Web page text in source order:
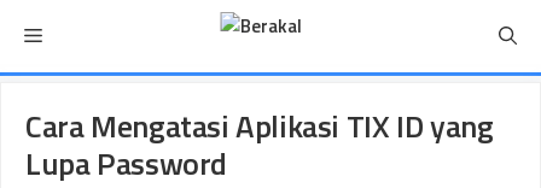
isi
Menu
Cara Mengatasi Aplikasi TIX ID yang
Lupa Password